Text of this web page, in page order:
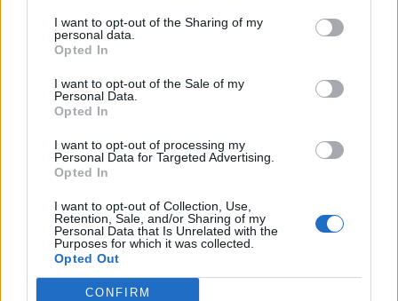
I want to opt-out of the Sharing of my
personal data.
Opted In
I want to opt-out of the Sale of my
Personal Data.
Opted In
I want to opt-out of processing my
Personal Data for Targeted Advertising.
Opted In
I want to opt-out of Collection, Use,
Retention, Sale, and/or Sharing of my
Personal Data that Is Unrelated with the
Purposes for which it was collected.
Opted Out
CONFIRM
Sütibeállítások
Médiatér
Liget
Krónika
Bihari Napló
Erdélyi Napló